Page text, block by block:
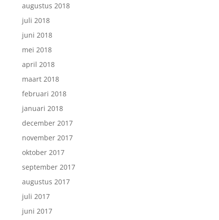
augustus 2018
juli 2018
juni 2018
mei 2018
april 2018
maart 2018
februari 2018
januari 2018
december 2017
november 2017
oktober 2017
september 2017
augustus 2017
juli 2017
juni 2017